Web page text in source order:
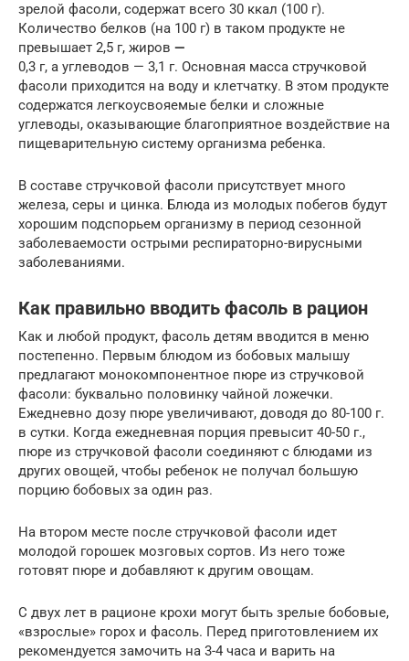
зрелой фасоли, содержат всего 30 ккал (100 г).
Количество белков (на 100 г) в таком продукте не
превышает 2,5 г, жиров —
0,3 г, а углеводов — 3,1 г. Основная масса стручковой
фасоли приходится на воду и клетчатку. В этом продукте
содержатся легкоусвояемые белки и сложные
углеводы, оказывающие благоприятное воздействие на
пищеварительную систему организма ребенка.
В составе стручковой фасоли присутствует много
железа, серы и цинка. Блюда из молодых побегов будут
хорошим подспорьем организму в период сезонной
заболеваемости острыми респираторно-вирусными
заболеваниями.
Как правильно вводить фасоль в рацион
Как и любой продукт, фасоль детям вводится в меню
постепенно. Первым блюдом из бобовых малышу
предлагают монокомпонентное пюре из стручковой
фасоли: буквально половинку чайной ложечки.
Ежедневно дозу пюре увеличивают, доводя до 80-100 г.
в сутки. Когда ежедневная порция превысит 40-50 г.,
пюре из стручковой фасоли соединяют с блюдами из
других овощей, чтобы ребенок не получал большую
порцию бобовых за один раз.
На втором месте после стручковой фасоли идет
молодой горошек мозговых сортов. Из него тоже
готовят пюре и добавляют к другим овощам.
С двух лет в рационе крохи могут быть зрелые бобовые,
«взрослые» горох и фасоль. Перед приготовлением их
рекомендуется замочить на 3-4 часа и варить на